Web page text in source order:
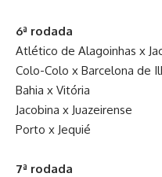
6ª rodada
Atlético de Alagoinhas x
Colo-Colo x Barcelona de
Bahia x Vitória
Jacobina x Juazeirense
Porto x Jequié
7ª rodada